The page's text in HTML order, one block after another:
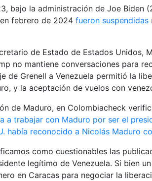
bajo la administración de Joe Biden
febrero de 2024 fueron
de Estado de Estados Unidos,
no mantiene conversaciones para
de Grenell a Venezuela permitió la
y la aceptación de vuelos con
de Maduro, en Colombiacheck
a trabajar con Maduro por ser el
había reconocido a Nicolás Maduro
como cuestionables las
legítimo de Venezuela. Si bien
en Caracas para negociar la